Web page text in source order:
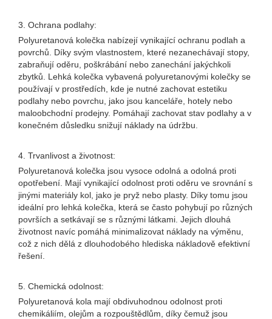
3. Ochrana podlahy:
Polyuretanová kolečka nabízejí vynikající ochranu podlah a
povrchů. Díky svým vlastnostem, které nezanechávají stopy,
zabraňují oděru, poškrábání nebo zanechání jakýchkoli
zbytků. Lehká kolečka vybavená polyuretanovými kolečky se
používají v prostředích, kde je nutné zachovat estetiku
podlahy nebo povrchu, jako jsou kanceláře, hotely nebo
maloobchodní prodejny. Pomáhají zachovat stav podlahy a v
konečném důsledku snižují náklady na údržbu.
4. Trvanlivost a životnost:
Polyuretanová kolečka jsou vysoce odolná a odolná proti
opotřebení. Mají vynikající odolnost proti oděru ve srovnání s
jinými materiály kol, jako je pryž nebo plasty. Díky tomu jsou
ideální pro lehká kolečka, která se často pohybují po různých
površích a setkávají se s různými látkami. Jejich dlouhá
životnost navíc pomáhá minimalizovat náklady na výměnu,
což z nich dělá z dlouhodobého hlediska nákladově efektivní
řešení.
5. Chemická odolnost:
Polyuretanová kola mají obdivuhodnou odolnost proti
chemikáliím, olejům a rozpouštědlům, díky čemuž jsou